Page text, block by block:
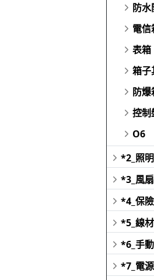
防水
電信
表箱
箱子
防爆
控制
O6
*2_照
*3_風扇
*4_保
*5_線材
*6_手
*7_電